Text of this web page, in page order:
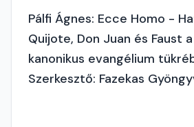
Pálfi Ágnes: Ecce Homo -
Quijote, Don Juan és Faust
kanonikus evangélium
Szerkesztő: Fazekas